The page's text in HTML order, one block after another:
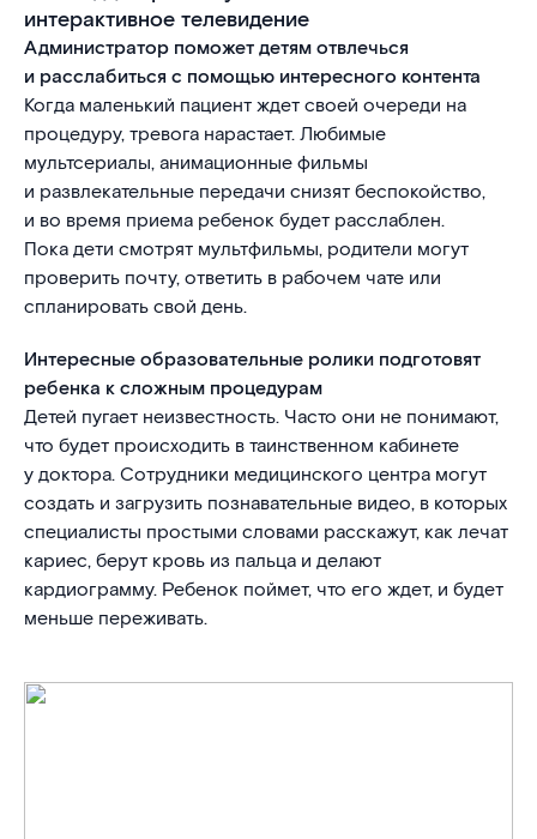
интерактивное телевидение
Администратор поможет детям отвлечься
и расслабиться с помощью интересного контента
Когда маленький пациент ждет своей очереди на
процедуру, тревога нарастает. Любимые
мультсериалы, анимационные фильмы
и развлекательные передачи снизят беспокойство,
и во время приема ребенок будет расслаблен.
Пока дети смотрят мультфильмы, родители могут
проверить почту, ответить в рабочем чате или
спланировать свой день.
Интересные образовательные ролики подготовят
ребенка к сложным процедурам
Детей пугает неизвестность. Часто они не понимают,
что будет происходить в таинственном кабинете
у доктора. Сотрудники медицинского центра могут
создать и загрузить познавательные видео, в которых
специалисты простыми словами расскажут, как лечат
кариес, берут кровь из пальца и делают
кардиограмму. Ребенок поймет, что его ждет, и будет
меньше переживать.